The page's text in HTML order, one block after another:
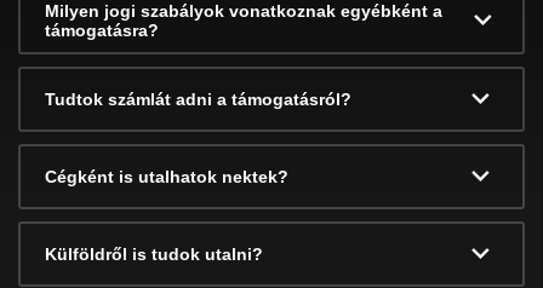
Milyen jogi szabályok vonatkoznak egyébként a
támogatásra?
Tudtok számlát adni a támogatásról?
Cégként is utalhatok nektek?
Külföldről is tudok utalni?